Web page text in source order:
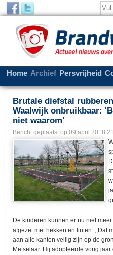
Home Archief Persvrijheid
Brutale diefstal
Waalwijk onbruikbaar:
niet waarom'
Bericht geplaatst op 09 april 2018
De kinderen kunnen er nu niet
afgezet met hekken en linten. ,,Dat
aan alle kanten veilig zijn op de
Metselaar. Hij adopteerde vorig